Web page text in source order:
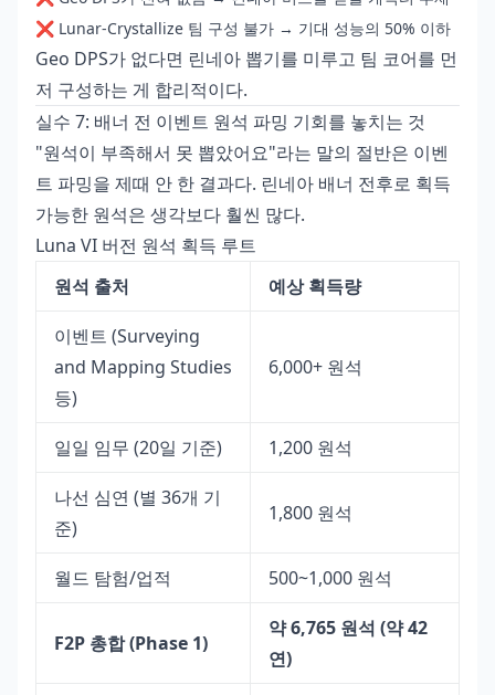
❌ Lunar-Crystallize 팀 구성 불가 → 기대 성능의 50% 이하
Geo DPS가 없다면 린네아 뽑기를 미루고 팀 코어를 먼
저 구성하는 게 합리적이다.
실수 7: 배너 전 이벤트 원석 파밍 기회를 놓치는 것
"원석이 부족해서 못 뽑았어요"라는 말의 절반은 이벤
트 파밍을 제때 안 한 결과다. 린네아 배너 전후로 획득
가능한 원석은 생각보다 훨씬 많다.
Luna VI 버전 원석 획득 루트
원석 출처
예상 획득량
이벤트 (Surveying
and Mapping Studies
등)
6,000+ 원석
일일 임무 (20일 기준) 1,200 원석
나선 심연 (별 36개 기
준)
1,800 원석
월드 탐험/업적 500~1,000 원석
F2P 총합 (Phase 1)
약 6,765 원석 (약 42
연)